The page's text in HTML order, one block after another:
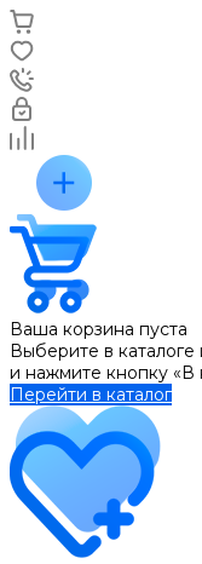
Ваша корзина пуста
Выберите в
и нажмите кнопку «В
Перейти в каталог